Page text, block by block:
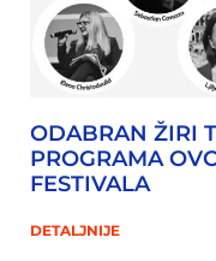
ODABRAN ŽIRI
PROGRAMA
FESTIVALA
DETALJNIJE